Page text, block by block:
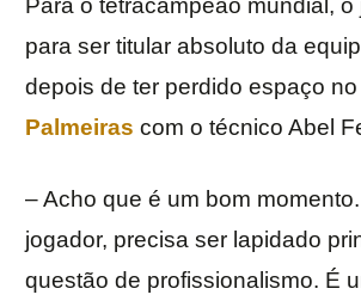
Para o tetracampeão mundial,
para ser titular absoluto da
depois de ter perdido espaço
Palmeiras com o técnico Abel
– Acho que é um bom
jogador, precisa ser lapidado
questão de profissionalismo. É